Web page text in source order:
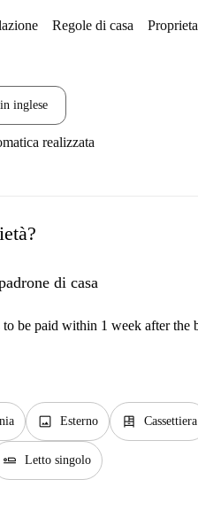
Regole di casa
inglese
realizzata
di casa
to be paid within 1 week after
image Esterno dresser Cassettiera
airline_seat_flat Letto singolo